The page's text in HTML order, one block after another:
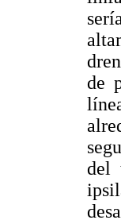
de
del